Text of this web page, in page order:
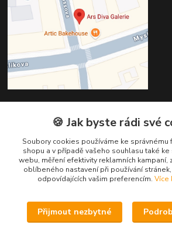
Kontakty
Věra Hédervári
+420 603 821 712
vera@arsdiva.cz
🍪 Jak byste rádi své
Soubory cookies používáme ke správnému
shopu a v případě vašeho souhlasu také
webu, měření efektivity reklamních kampaní,
oblíbeného nastavení při používání
odpovídajících vašim preferencím. Více
Přijmout nezbytné